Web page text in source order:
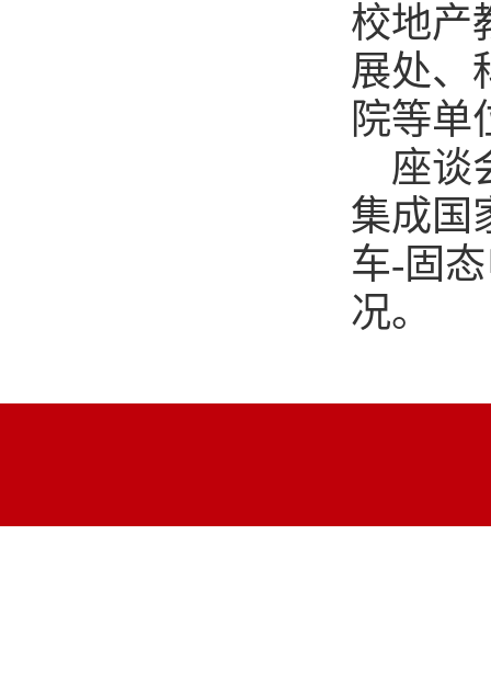
校地产
展处、
院等单
座谈
集成国
车-固
况。